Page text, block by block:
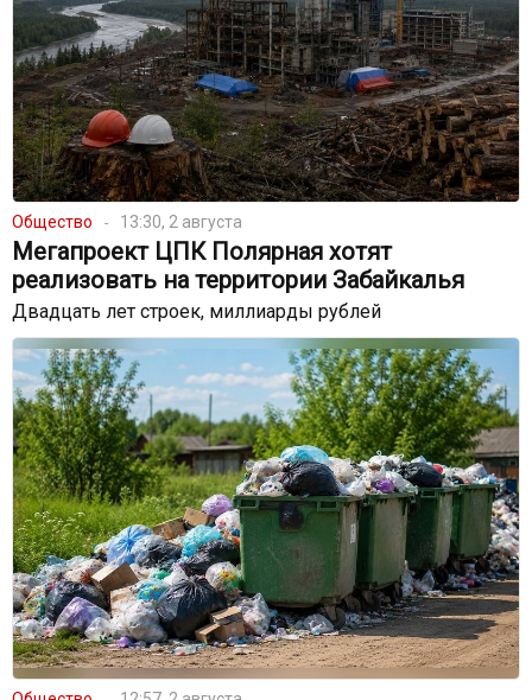
Общество 13:30, 2 августа
Мегапроект ЦПК Полярная хотят
реализовать на территории Забайкалья
Двадцать лет строек, миллиарды рублей